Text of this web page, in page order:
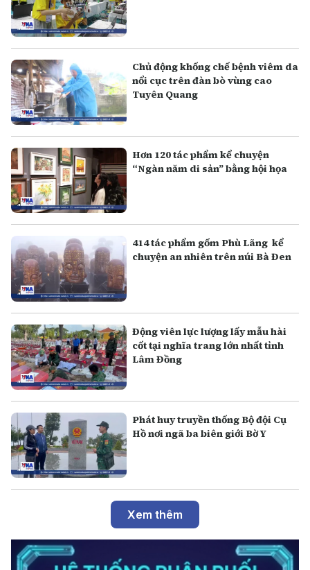
Chủ động khống chế bệnh viêm da
nổi cục trên đàn bò vùng cao
Tuyên Quang
Hơn 120 tác phẩm kể chuyện
“Ngàn năm di sản” bằng hội họa
414 tác phẩm gốm Phù Lãng kể
chuyện an nhiên trên núi Bà Đen
Động viên lực lượng lấy mẫu hài
cốt tại nghĩa trang lớn nhất tỉnh
Lâm Đồng
Phát huy truyền thống Bộ đội Cụ
Hồ nơi ngã ba biên giới Bờ Y
Xem thêm